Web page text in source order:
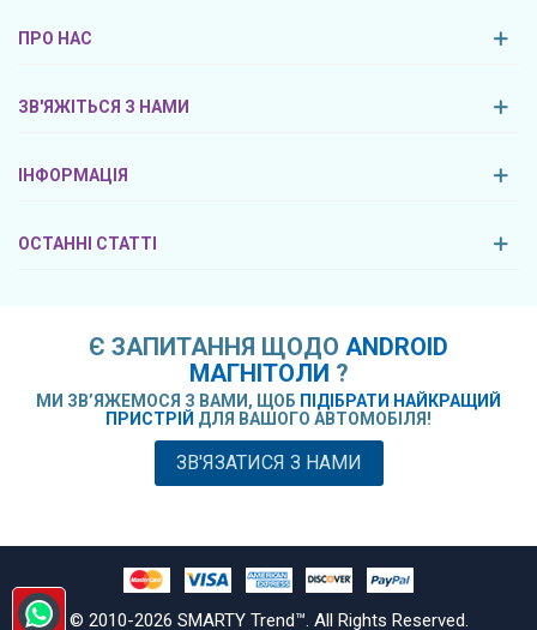
ПРО НАС
ЗВ'ЯЖІТЬСЯ З НАМИ
ІНФОРМАЦІЯ
ОСТАННІ СТАТТІ
Є ЗАПИТАННЯ ЩОДО ANDROID
МАГНІТОЛИ ?
МИ ЗВ’ЯЖЕМОСЯ З ВАМИ, ЩОБ ПІДІБРАТИ НАЙКРАЩИЙ
ПРИСТРІЙ ДЛЯ ВАШОГО АВТОМОБІЛЯ!
ЗВ'ЯЗАТИСЯ З НАМИ
© 2010-2026 SMARTY Trend™. All Rights Reserved.